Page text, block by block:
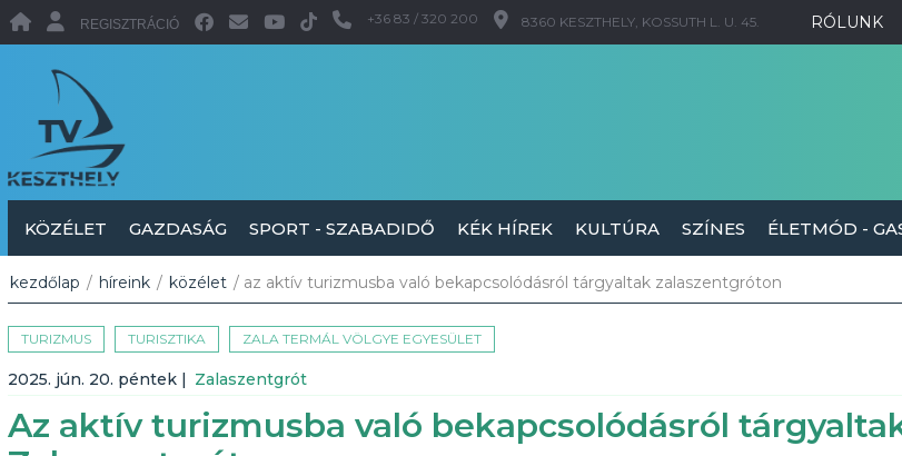
RÓLUNK
REGISZTRÁCIÓ +36 83 / 320 200 8360 KESZTHELY, KOSSUTH L. U. 45.
KÖZÉLET GAZDASÁG SPORT - SZABADIDŐ KÉK HÍREK KULTÚRA SZÍNES ÉLETMÓD -
kezdőlap / híreink / közélet / az aktív turizmusba való bekapcsolódásról tárgyaltak zalaszentgróton
TURIZMUS TURISZTIKA ZALA TERMÁL VÖLGYE EGYESÜLET
2025. jún. 20. péntek | Zalaszentgrót
Az aktív turizmusba való bekapcsolódásról